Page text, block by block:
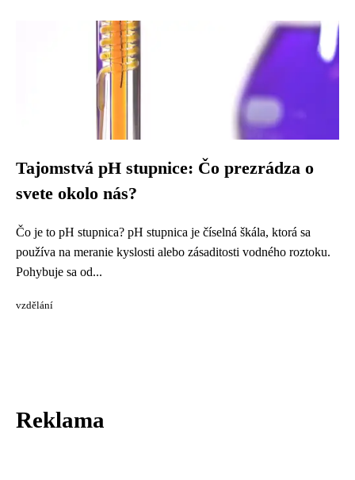
Tajomstvá pH stupnice: Čo prezrádza o
svete okolo nás?
Čo je to pH stupnica? pH stupnica je číselná škála, ktorá sa
používa na meranie kyslosti alebo zásaditosti vodného roztoku.
Pohybuje sa od...
vzdělání
Reklama